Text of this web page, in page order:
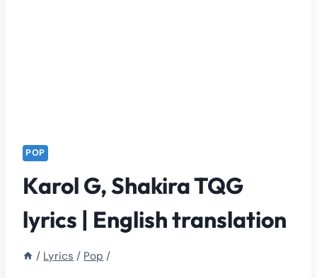
POP
Karol G, Shakira TQG
lyrics | English translation
/ Lyrics / Pop /